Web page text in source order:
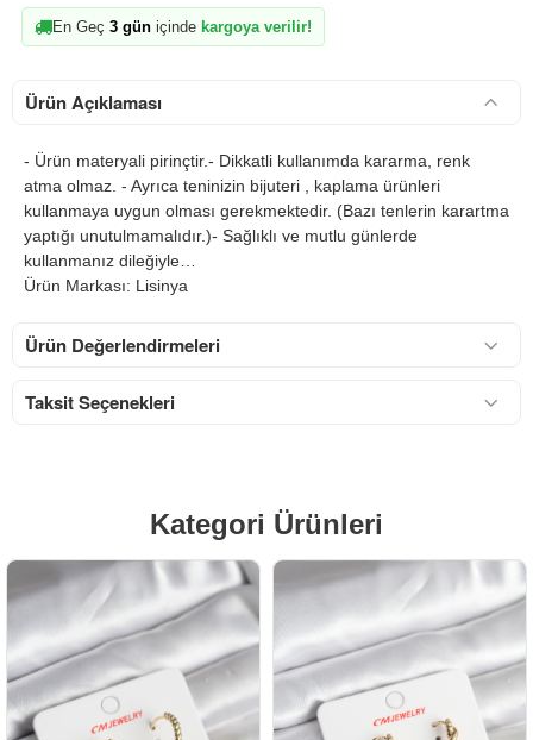
En Geç 3 gün içinde kargoya verilir!
Ürün Açıklaması
- Ürün materyali pirinçtir.- Dikkatli kullanımda kararma, renk
atma olmaz. - Ayrıca teninizin bijuteri , kaplama ürünleri
kullanmaya uygun olması gerekmektedir. (Bazı tenlerin karartma
yaptığı unutulmamalıdır.)- Sağlıklı ve mutlu günlerde
kullanmanız dileğiyle…
Ürün Markası: Lisinya
Ürün Değerlendirmeleri
Taksit Seçenekleri
Kategori Ürünleri